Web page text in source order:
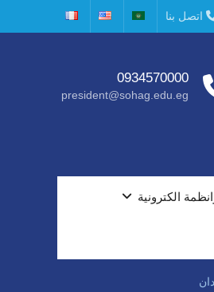
اتصل بنا
0934570000
president@sohag.edu.eg
الكترونية